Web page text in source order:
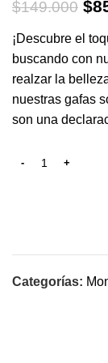
$149.000 $
¡Descubre el
buscando con
realzar la
nuestras gafas
son una
Categorías: